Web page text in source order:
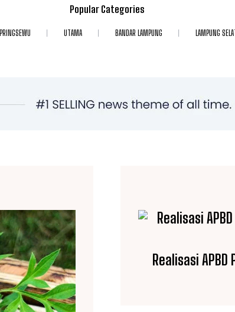
Popular Categories
PRINGSEWU UTAMA BANDAR LAMPUNG LAMPUNG
Realisasi